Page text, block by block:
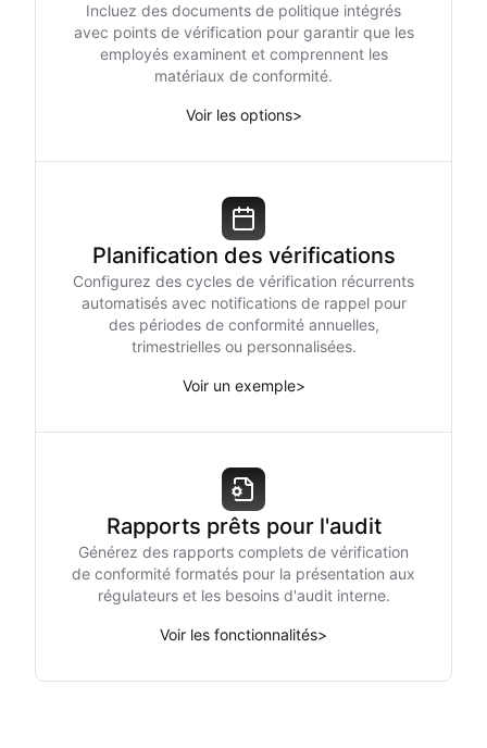
Incluez des documents de politique intégrés
avec points de vérification pour garantir que les
employés examinent et comprennent les
matériaux de conformité.
Voir les options>
Planification des vérifications
Configurez des cycles de vérification récurrents
automatisés avec notifications de rappel pour
des périodes de conformité annuelles,
trimestrielles ou personnalisées.
Voir un exemple>
Rapports prêts pour l'audit
Générez des rapports complets de vérification
de conformité formatés pour la présentation aux
régulateurs et les besoins d'audit interne.
Voir les fonctionnalités>